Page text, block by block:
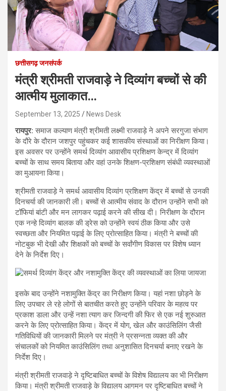
छत्तीसगढ़ जनसंपर्क
मंत्री श्रीमती राजवाड़े ने दिव्यांग बच्चों से की
आत्मीय मुलाकात…
September 13, 2025 News Desk
रायपुर:समाज कल्याण मंत्री श्रीमती लक्ष्मी राजवाड़े ने अपने सरगुजा संभाग
के दौरे के दौरान जशपुर पहुंचकर कई शासकीय संस्थाओं का निरीक्षण किया।
इस अवसर पर उन्होंने समर्थ दिव्यांग आवासीय प्रशिक्षण केन्द्र में दिव्यांग
बच्चों के साथ समय बिताया और वहां उनके शिक्षण-प्रशिक्षण संबंधी व्यवस्थाओं
का मुआयना किया।
श्रीमती राजवाड़े ने समर्थ आवासीय दिव्यांग प्रशिक्षण केंद्र में बच्चों से उनकी
दिनचर्या की जानकारी ली। बच्चों से आत्मीय संवाद के दौरान उन्होंने सभी को
टॉफियां बांटी और मन लागकर पढ़ाई करने की सीख दी। निरीक्षण के दौरान
एक नन्हे दिव्यांग बालक की ड्रेस को उन्होंने स्वयं ठीक किया और उसे
स्वच्छता और नियमित पढ़ाई के लिए प्रोत्साहित किया। मंत्री ने बच्चों की
नोटबुक भी देखी और शिक्षकों को बच्चों के सर्वांगीण विकास पर विशेष ध्यान
देने के निर्देश दिए।
इसके बाद उन्होंने नशामुक्ति केंद्र का निरीक्षण किया। यहां नशा छोड़ने के
लिए उपचार ले रहे लोगों से बातचीत करते हुए उन्होंने परिवार के महत्व पर
प्रकाश डाला और उन्हें नशा त्याग कर जिन्दगी की फिर से एक नई शुरुआत
करने के लिए प्रोत्साहित किया। केंद्र में योग, खेल और काउंसिलिंग जैसी
गतिविधियों की जानकारी मिलने पर मंत्री ने प्रसन्नता व्यक्त की और
संचालकों को नियमित काउंसिलिंग तथा अनुशासित दिनचर्या बनाए रखने के
निर्देश दिए।
मंत्री श्रीमती राजवाड़े ने दृष्टिबाधित बच्चों के विशेष विद्यालय का भी निरीक्षण
किया। मंत्री श्रीमती राजवाड़े के विद्यालय आगमन पर दृष्टिबाधित बच्चों ने